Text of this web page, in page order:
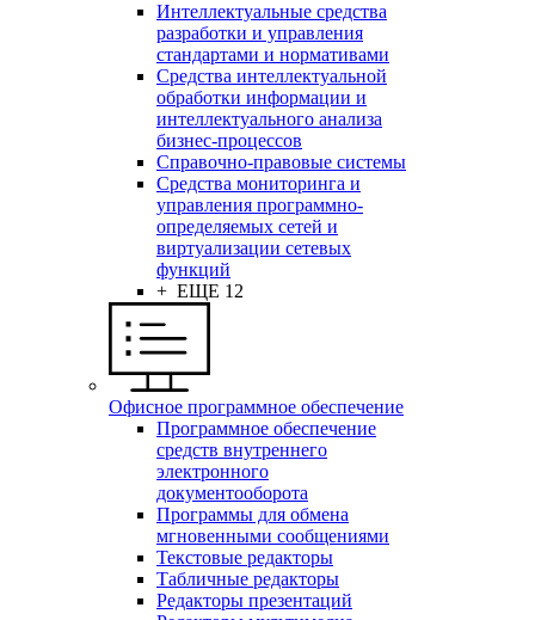
Интеллектуальные средства
разработки и управления
стандартами и нормативами
Средства интеллектуальной
обработки информации и
интеллектуального анализа
бизнес-процессов
Справочно-правовые системы
Средства мониторинга и
управления программно-
определяемых сетей и
виртуализации сетевых
функций
+ ЕЩЕ 12
Офисное программное обеспечение
Программное обеспечение
средств внутреннего
электронного
документооборота
Программы для обмена
мгновенными сообщениями
Текстовые редакторы
Табличные редакторы
Редакторы презентаций